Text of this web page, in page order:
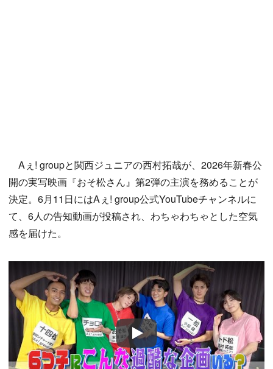
Aぇ! groupと関西ジュニアの西村拓哉が、2026年新春公
開の実写映画『おそ松さん』第2弾の主演を務めることが
決定。6月11日にはAぇ! group公式YouTubeチャンネルに
て、6人の告知動画が投稿され、わちゃわちゃとした空気
感を届けた。
Play